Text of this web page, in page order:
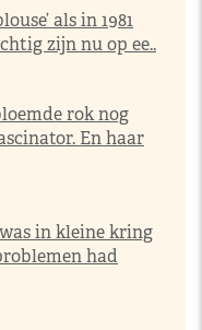
als in 1981
zijn nu op ee..
rok nog
En haar
in kleine kring
had